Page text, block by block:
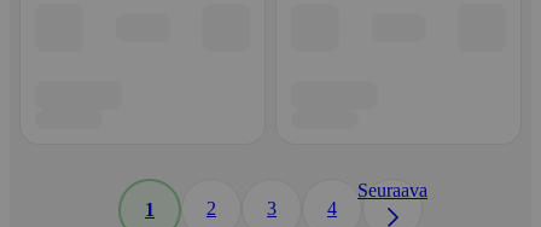
1 2 3 4
Seuraava